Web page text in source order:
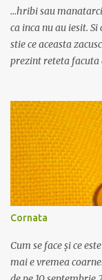
doar ca mai inchise
...hribi sau
ca inca nu au iesit.
stie ce aceasta
prezint reteta facuta
Asadar folosim: 60
ceapa, 800 g de
sare, foi de dafin,
vremea asta, pt ca
perioada aceea nu
in zona asta de
septembrie, apar pe
scurs. Curatirea
Cornata
Cum se face și ce
mai e vremea